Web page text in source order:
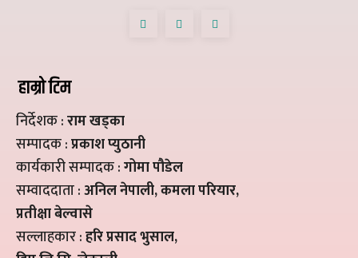
हाम्रो टिम
निर्देशक :राम खड्का
सम्पादक :प्रकाश प्युठानी
कार्यकारी सम्पादक :गोमा पौडेल
सम्वाददाता :अनिल नेपाली, कमला परियार,
प्रतीक्षा बेल्वासे
सल्लाहकार :हरि प्रसाद भुसाल,